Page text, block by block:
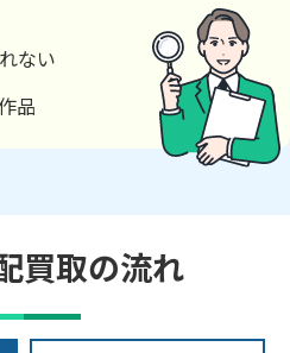
ない
品
買取の流れ